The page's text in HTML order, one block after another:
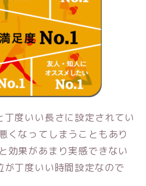
度いい長さに設定されてい
くなってしまうこともあり
効果があまり実感できない
丁度いい時間設定なので